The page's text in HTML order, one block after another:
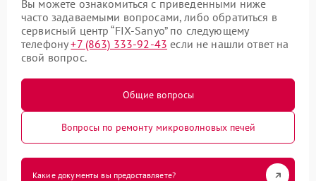
Вы можете ознакомиться с приведенными ниже
часто задаваемыми вопросами, либо обратиться в
сервисный центр “FIX-Sanyo” по следующему
телефону+7 (863) 333-92-43 если не нашли ответ на
свой вопрос.
Общие вопросы
Вопросы по ремонту микроволновых печей
Какие документы вы предоставляете?